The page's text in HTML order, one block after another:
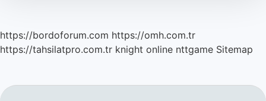
https://bordoforum.com https://omh.com.tr
https://tahsilatpro.com.tr knight online nttgame Sitemap